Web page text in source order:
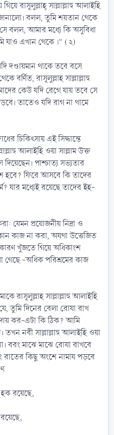
রাসূলুল্লাহ্‌ সাল্লাল্লাহু আলাইহি
বলল, তুমি শয়তান থেকে
বলল, আমার মধ্যে কি অসুবিধা
যাও এখান থেকে ।” (২)
দণ্ডায়মান থাকে তবে বসে
বর্ণিত, রাসূলুল্লাহ সাল্লাল্লাহু
কেউ যদি রেগে যায় তবে সে
তাতেও যদি রাগ না থামে
চিকিৎসায় এই সিদ্ধান্তে
আলাইহি ওয়া সাল্লাম উক্ত
পাশ্চাত্য সভ্যতার
হবে? ফিরে আসবে কি তাদের
যার মধ্যেই রয়েছে তাদের ইহ-
যেমন প্রয়োজনীয় নিদ্রা ও
কাজ না করা, অযথা উত্তেজিত
কারণ খুঁজতে গিয়ে অধিকাংশ
গেছে -অধিক পরিশ্রমের কাজ
রাসূলুল্লাহ সাল্লাল্লাহু আলাইহি
তুমি দিনের বেলা রোযা রাখ
কর-এটা কি ঠিক? আমি
নবী সাল্লাল্লাহু আলাইহি ওয়া
বরং মাঝে মাঝে রোযা রাখবে
রাতের কিছু অংশে নামায পড়বে
রয়েছে,